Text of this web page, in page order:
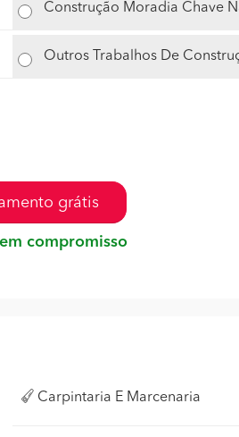
Construção Moradia Chave
Outros Trabalhos De
grátis
compromisso
Carpintaria E Marcenaria